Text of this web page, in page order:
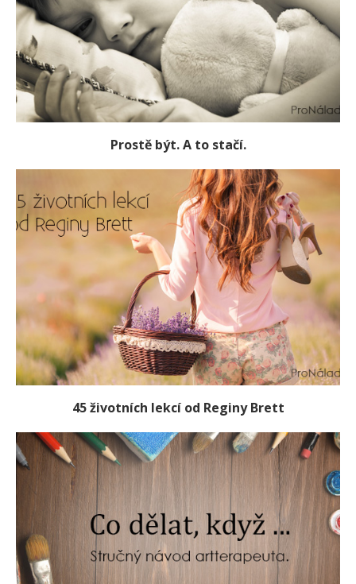
Prostě být. A to stačí.
45 životních lekcí od Reginy Brett